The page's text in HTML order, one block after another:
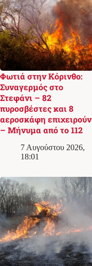
Φωτιά στην Κόρινθο:
Συναγερμός στο
Στεφάνι – 82
πυροσβέστες και 8
αεροσκάφη επιχειρούν
– Μήνυμα από το 112
7 Αυγούστου 2026,
18:01